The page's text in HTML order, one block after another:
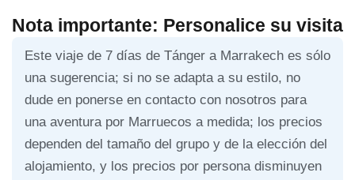
Nota importante: Personalice su visita
Este viaje de 7 días de Tánger a Marrakech es sólo
una sugerencia; si no se adapta a su estilo, no
dude en ponerse en contacto con nosotros para
una aventura por Marruecos a medida; los precios
dependen del tamaño del grupo y de la elección del
alojamiento, y los precios por persona disminuyen